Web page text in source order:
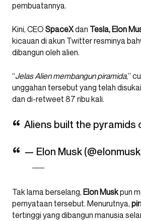
pembuatannya.
Kini, CEO SpaceXdan Tesla, Elon
kicauan di akun Twitter resminya
dibangun oleh alien.
“Jelas Alien membangun piramida,”
unggahan tersebut yang telah
dan di-retweet 87 ribu kali.
Aliens built the pyramids
— Elon Musk
Tak lama berselang, Elon Muskpun
pernyataan tersebut. Menurutnya,
tertinggi yang dibangun manusia